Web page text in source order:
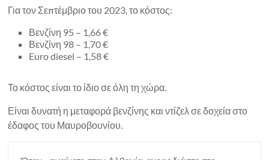
Για τον Σεπτέμβριο του 2023, το κόστος:
Βενζίνη 95 – 1,66 €
Βενζίνη 98 – 1,70 €
Euro diesel – 1,58 €
Το κόστος είναι το ίδιο σε όλη τη χώρα.
Είναι δυνατή η μεταφορά βενζίνης και ντίζελ σε δοχεία στο
έδαφος του Μαυροβουνίου.